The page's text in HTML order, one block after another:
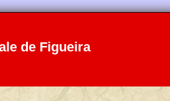
de Figueira